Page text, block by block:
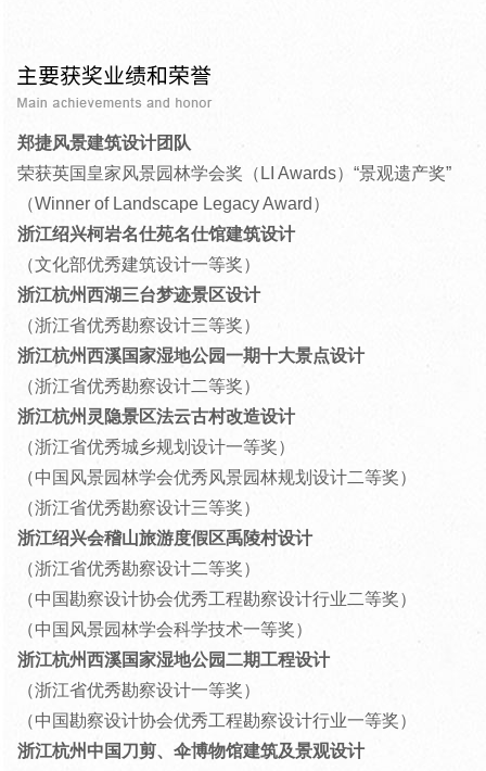
郑捷风景建筑设计团队
荣获英国皇家风景园林学会奖（ LI Awards）“景观遗产奖”
（Winner of Landscape Legacy Award ）
浙江绍兴柯岩名仕苑名仕馆建筑设计
（文化部优秀建筑设计一等奖）
浙江杭州西湖三台梦迹景区设计
（浙江省优秀勘察设计三等奖）
浙江杭州西溪国家湿地公园一期十大景点设计
（浙江省优秀勘察设计二等奖）
浙江杭州灵隐景区法云古村改造设计
（浙江省优秀城乡规划设计一等奖）
（中国风景园林学会优秀风景园林规划设计二等奖）
（浙江省优秀勘察设计三等奖）
浙江绍兴会稽山旅游度假区禹陵村设计
（浙江省优秀勘察设计二等奖）
（中国勘察设计协会优秀工程勘察设计行业二等奖）
（中国风景园林学会科学技术一等奖）
浙江杭州西溪国家湿地公园二期工程设计
（浙江省优秀勘察设计一等奖）
（中国勘察设计协会优秀工程勘察设计行业一等奖）
浙江杭州中国刀剪、伞博物馆建筑及景观设计